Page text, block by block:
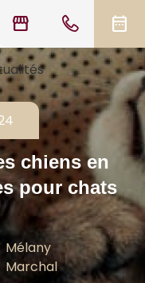
storefront date_range
chiens en
pour chats
Mélany
Marchal